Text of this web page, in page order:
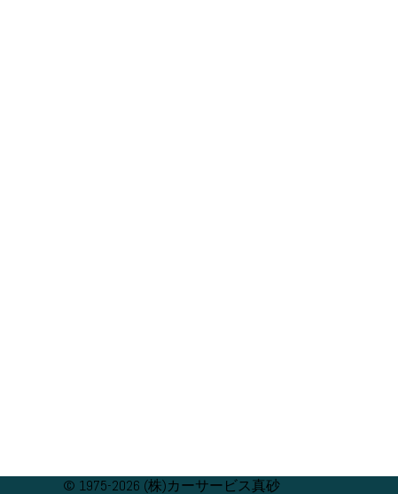
© 1975-2026 (株)カーサービス真砂